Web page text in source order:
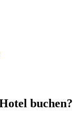
buchen?